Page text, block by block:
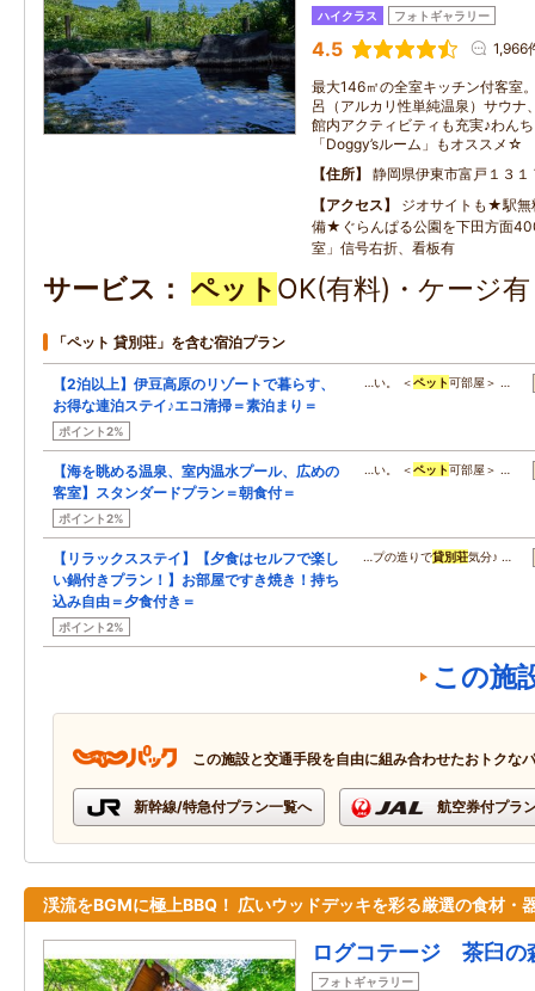
ハイクラス フォトギャラリー
4.5 1,966
最大146㎡の全室キッチン付客室
呂（アルカリ性単純温泉）サウナ
館内アクティビティも充実♪わん
「Doggy’sルーム」もオススメ☆
住所
静岡県伊東市富戸１３１
アクセス
ジオサイトも★駅無
備★ぐらんぱる公園を下田方面
室」信号右折、看板有
サービス ペット OK(有料)・ケージ
「ペット 貸別荘」を含む宿泊プラン
【2泊以上】伊豆高原のリゾートで暮らす、
お得な連泊ステイ♪エコ清掃＝素泊まり＝
ポイント2%
…い。 ＜ペット可部屋＞ …
【海を眺める温泉、室内温水プール、広めの
客室】スタンダードプラン＝朝食付＝
ポイント2%
…い。 ＜ペット可部屋＞ …
【リラックスステイ】【夕食はセルフで楽し
い鍋付きプラン！】お部屋ですき焼き！持ち
込み自由＝夕食付き＝
ポイント2%
…プの造りで貸別荘気分♪ …
この施
この施設と交通手段を自由に組み合わせたおトクな
新幹線/特急付プラン一覧へ 航空券付プラ
渓流をBGMに極上BBQ！ 広いウッドデッキを彩る厳選の食材・
ログコテージ 茶臼の
フォトギャラリー